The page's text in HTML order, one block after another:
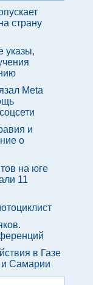
страну
указы,
Meta
и
о
на юге
11
в Газе
и Самарии